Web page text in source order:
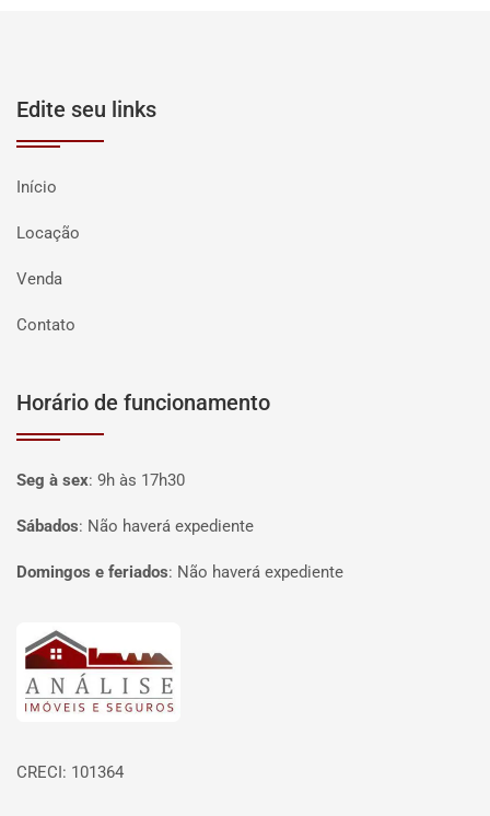
Edite seu links
Início
Locação
Venda
Contato
Horário de funcionamento
Seg à sex: 9h às 17h30
Sábados: Não haverá expediente
Domingos e feriados: Não haverá expediente
Página inicial
CRECI: 101364